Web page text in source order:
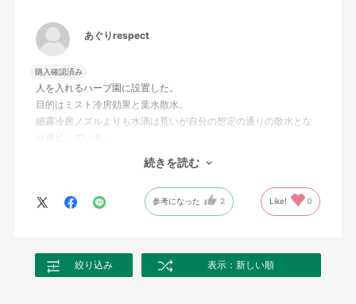
あぐりrespect
購入確認済み
人を入れるハーブ園に設置した。
目的はミスト冷房効果と葉水散水。
細霧冷房ノズルよりも水滴は荒いが自分の想定の通りの散水とな
り満足している。
コストパフォーマンス的にも
続きを読む
参考になった 2 Like! 0
絞り込み 表示：新しい順